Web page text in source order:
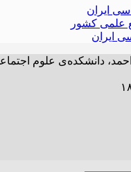
ایران
علمی کشور
ایران
دانشکده‌ی علوم